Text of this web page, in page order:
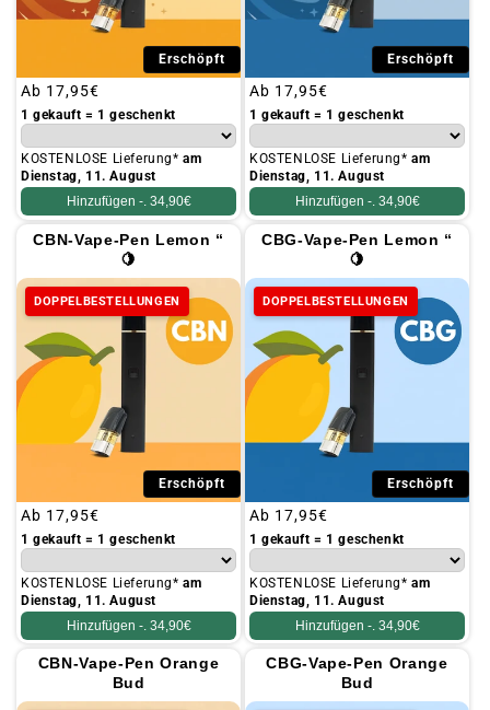
Erschöpft
Üblicher
Preis
Ab 17,95€
1 gekauft = 1 geschenkt
KOSTENLOSE Lieferung*am
Dienstag, 11. August
Hinzufügen -. 34,90€
Erschöpft
Üblicher
Preis
Ab 17,95€
1 gekauft = 1 geschenkt
KOSTENLOSE Lieferung*am
Dienstag, 11. August
Hinzufügen -. 34,90€
CBN-Vape-Pen Lemon “
🍋
DOPPELBESTELLUNGEN
Erschöpft
Üblicher
Preis
Ab 17,95€
1 gekauft = 1 geschenkt
KOSTENLOSE Lieferung*am
Dienstag, 11. August
Hinzufügen -. 34,90€
CBG-Vape-Pen Lemon “
🍋
DOPPELBESTELLUNGEN
Erschöpft
Üblicher
Preis
Ab 17,95€
1 gekauft = 1 geschenkt
KOSTENLOSE Lieferung*am
Dienstag, 11. August
Hinzufügen -. 34,90€
CBN-Vape-Pen Orange
Bud
CBG-Vape-Pen Orange
Bud